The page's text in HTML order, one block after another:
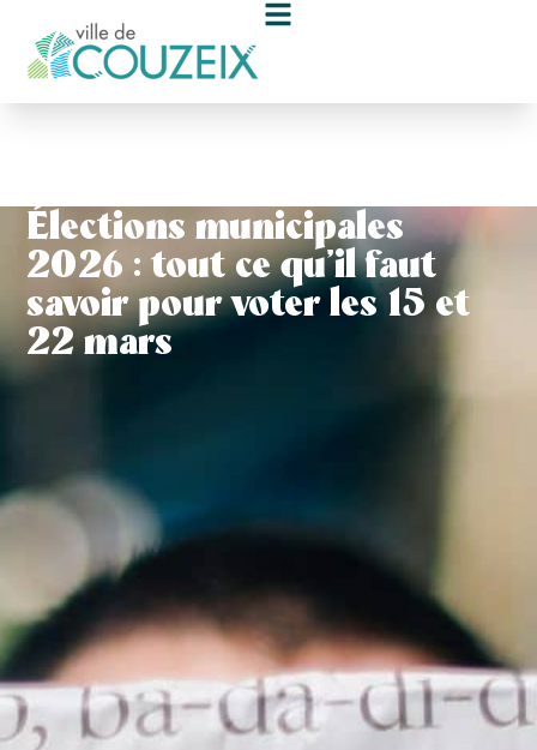
Élections municipales
2026 : tout ce qu’il faut
savoir pour voter les 15 et
22 mars